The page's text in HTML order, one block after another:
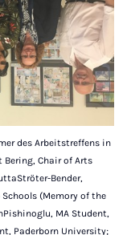
des Arbeitstreffens in
Bering, Chair of Arts
Bender,
(Memory of the
MA Student,
Paderborn University;